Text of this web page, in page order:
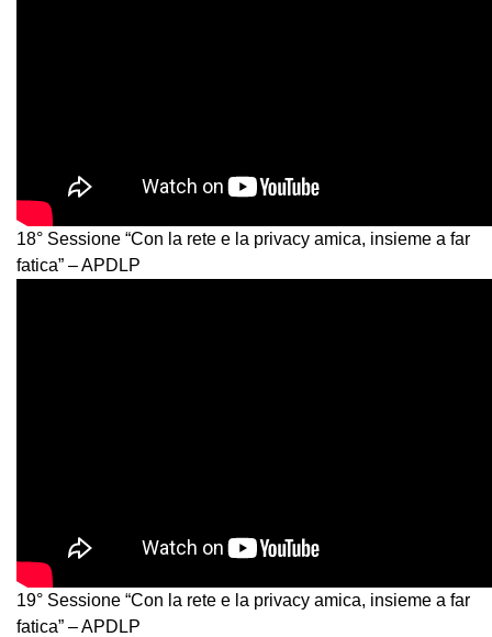
18° Sessione “Con la rete e la privacy amica, insieme a far
fatica” – APDLP
19° Sessione “Con la rete e la privacy amica, insieme a far
fatica” – APDLP